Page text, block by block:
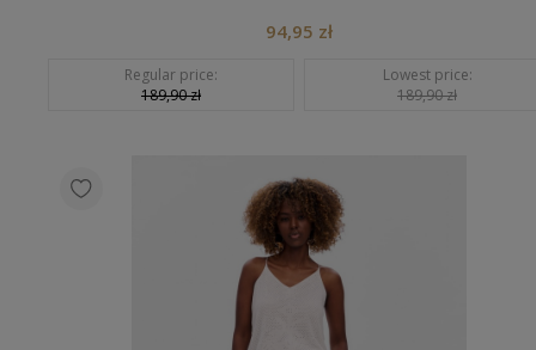
94,95 zł
Regular price:
189,90 zł
Lowest price:
189,90 zł